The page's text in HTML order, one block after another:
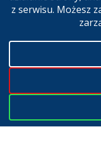
cze 27, 2026